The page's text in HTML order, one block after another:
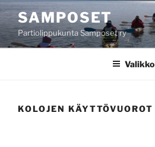
Siirry
sisältöönSAMPOSET
Partiolippukunta Samposet ry
Valikko
KOLOJEN KÄYTTÖVUOROT